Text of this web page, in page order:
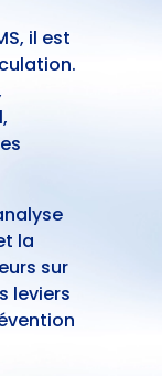
il est
la
sur
leviers